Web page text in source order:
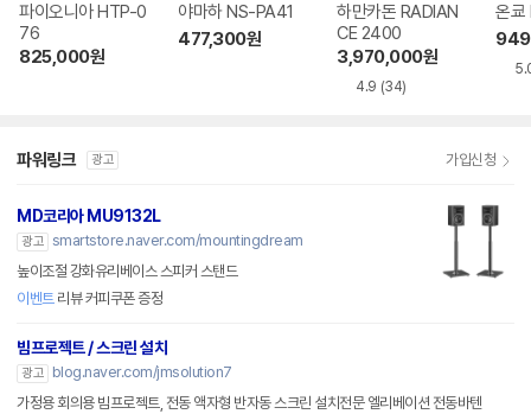
파이오니아 HTP-0
76
825,000원
야마하 NS-PA41
477,300원
하만카돈 RADIAN
CE 2400
3,970,000원
4.9 (34)
온
파워링크 광고 가입신청
MD코리아 MU9132L
광고 smartstore.naver.com/mountingdream
높이조절 강화유리베이스 스피커 스탠드
이벤트리뷰 커피쿠폰 증정
빔프로젝트 / 스크린 설치
광고
blog.naver.com/jmsolution7
가정용 회의용 빔프로젝트, 전동 액자형 반자동 스크린 설치전문 엘리베이션 전동바텐